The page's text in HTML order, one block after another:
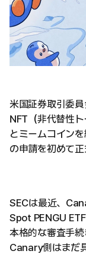
米国証券取引委員
NFT（非代替性ト
とミームコイン
の申請を初めて正
SECは最近、
Spot PENGU ETF
本格的な審査手続
Canary側はまだ